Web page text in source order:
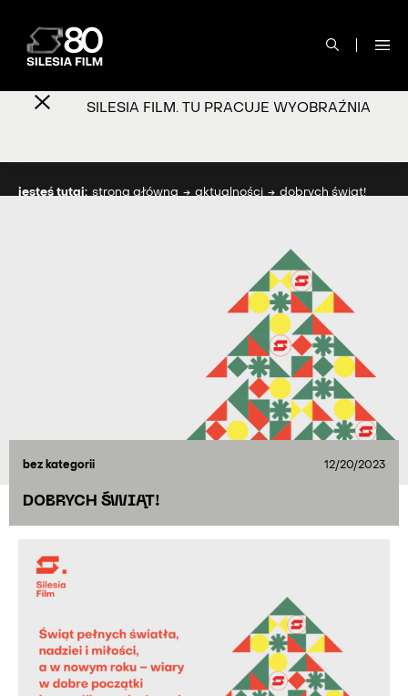
SILESIA FILM. TU PRACUJE WYOBRAŹNIA
jesteś tutaj: strona główna aktualności dobrych świąt!
bez kategorii 12/20/2023
DOBRYCH ŚWIĄT!